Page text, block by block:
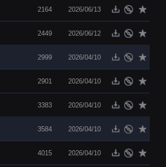
2164 2026/06/13
2449 2026/06/12
2999 2026/04/10
2901 2026/04/10
3383 2026/04/10
3584 2026/04/10
4015 2026/04/10